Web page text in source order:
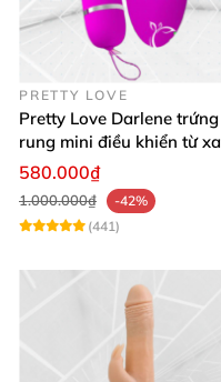
PRETTY LOVE
Pretty Love Darlene trứng
rung mini điều khiển từ xa
12 chế độ rung mạnh
580.000₫
1.000.000₫
-42%
(441)